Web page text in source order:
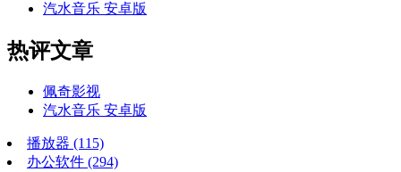
汽水音乐 安卓版
热评文章
佩奇影视
汽水音乐 安卓版
播放器 (115)
办公软件 (294)